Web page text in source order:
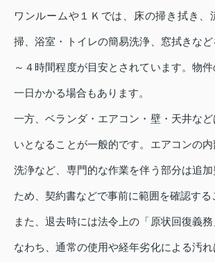
ワンルームや１Ｋでは、床の掃き拭き、
掃、浴室・トイレの簡易洗浄、窓拭きなど
～４時間程度が目安とされています。物
一日かかる場合もあります。
一方、ベランダ・エアコン・壁・天井な
いとなることが一般的です。エアコンの
洗浄など、専門的な作業を伴う部分は追
ため、契約書などで事前に範囲を確認する
また、退去時には法令上の「原状回復義
なわち、通常の使用や経年劣化による汚